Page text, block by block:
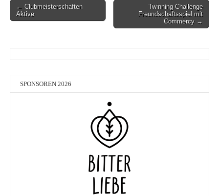
Post
navigation
← Clubmeisterschaften
Aktive
Twinning Challenge
Freundschaftsspiel mit
Commercy →
SPONSOREN 2026